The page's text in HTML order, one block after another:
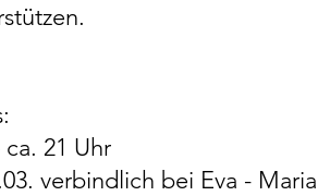
21 Uhr
verbindlich bei Eva - Maria